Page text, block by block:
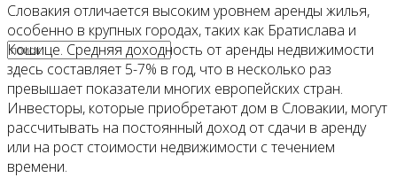
Словакия отличается высоким уровнем аренды жилья,
особенно в крупных городах, таких как Братислава и
Кошице. Средняя доходность от аренды недвижимости
здесь составляет 5-7% в год, что в несколько раз
превышает показатели многих европейских стран.
Инвесторы, которые приобретают дом в Словакии, могут
рассчитывать на постоянный доход от сдачи в аренду
или на рост стоимости недвижимости с течением
времени.